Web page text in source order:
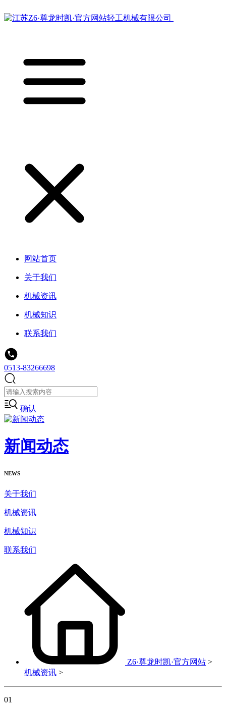
网站首页
关于我们
机械资讯
机械知识
联系我们
0513-83266698
确认
新闻动态
NEWS
关于我们
机械资讯
机械知识
联系我们
Z6·尊龙时凯·官方网站 >
机械资讯 >
01